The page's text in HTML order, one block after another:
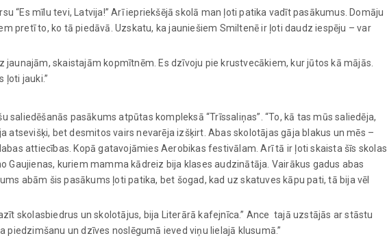
“Es mīlu tevi, Latvija!” Arī iepriekšējā skolā man ļoti patika vadīt pasākumus. Domāju
pretī to, ko tā piedāvā. Uzskatu, ka jauniešiem Smiltenē ir ļoti daudz iespēju – var
skaistajām kopmītnēm. Es dzīvoju pie krustvecākiem, kur jūtos kā mājās.
ļoti jauki.”
saliedēšanās pasākums atpūtas kompleksā “Trīssaliņas”. “To, kā tas mūs saliedēja,
atsevišķi, bet desmitos vairs nevarēja izšķirt. Abas skolotājas gāja blakus un mēs –
attiecības. Kopā gatavojāmies Aerobikas festivālam. Arī tā ir ļoti skaista šīs skolas
Gaujienas, kuriem mamma kādreiz bija klases audzinātāja. Vairākus gadus abas
abām šis pasākums ļoti patika, bet šogad, kad uz skatuves kāpu pati, tā bija vēl
skolasbiedrus un skolotājus, bija Literārā kafejnīca.” Ance tajā uzstājās ar stāstu
piedzimšanu un dzīves noslēgumā ieved viņu lielajā klusumā.”